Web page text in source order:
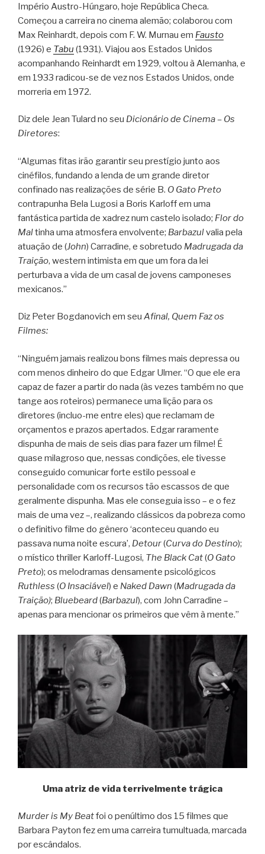
Império Austro-Húngaro, hoje República Checa.
Começou a carreira no cinema alemão; colaborou com
Max Reinhardt, depois com F. W. Murnau em Fausto
(1926) e Tabu (1931). Viajou aos Estados Unidos
acompanhando Reinhardt em 1929, voltou à Alemanha, e
em 1933 radicou-se de vez nos Estados Unidos, onde
morreria em 1972.
Diz dele Jean Tulard no seu Dicionário de Cinema – Os
Diretores:
“Algumas fitas irão garantir seu prestígio junto aos
cinéfilos, fundando a lenda de um grande diretor
confinado nas realizações de série B. O Gato Preto
contrapunha Bela Lugosi a Boris Karloff em uma
fantástica partida de xadrez num castelo isolado; Flor do
Maltinha uma atmosfera envolvente; Barbazulvalia pela
atuação de (John) Carradine, e sobretudo Madrugada da
Traição, western intimista em que um fora da lei
perturbava a vida de um casal de jovens camponeses
mexicanos.”
Diz Peter Bogdanovich em seu Afinal, Quem Faz os
Filmes:
“Ninguém jamais realizou bons filmes mais depressa ou
com menos dinheiro do que Edgar Ulmer. “O que ele era
capaz de fazer a partir do nada (às vezes também no que
tange aos roteiros) permanece uma lição para os
diretores (incluo-me entre eles) que reclamam de
orçamentos e prazos apertados. Edgar raramente
dispunha de mais de seis dias para fazer um filme! É
quase milagroso que, nessas condições, ele tivesse
conseguido comunicar forte estilo pessoal e
personalidade com os recursos tão escassos de que
geralmente dispunha. Mas ele conseguia isso – e o fez
mais de uma vez –, realizando clássicos da pobreza como
o definitivo filme do gênero ‘aconteceu quando eu
passava numa noite escura’, Detour(Curva do Destino);
o místico thriller Karloff-Lugosi, The Black Cat(O Gato
Preto); os melodramas densamente psicológicos
Ruthless (O Insaciável) e Naked Dawn (Madrugada da
Traição); Bluebeard(Barbazul), com John Carradine –
apenas para mencionar os primeiros que vêm à mente.”
Uma atriz de vida terrivelmente trágica
Murder is My Beatfoi o penúltimo dos 15 filmes que
Barbara Payton fez em uma carreira tumultuada, marcada
por escândalos.